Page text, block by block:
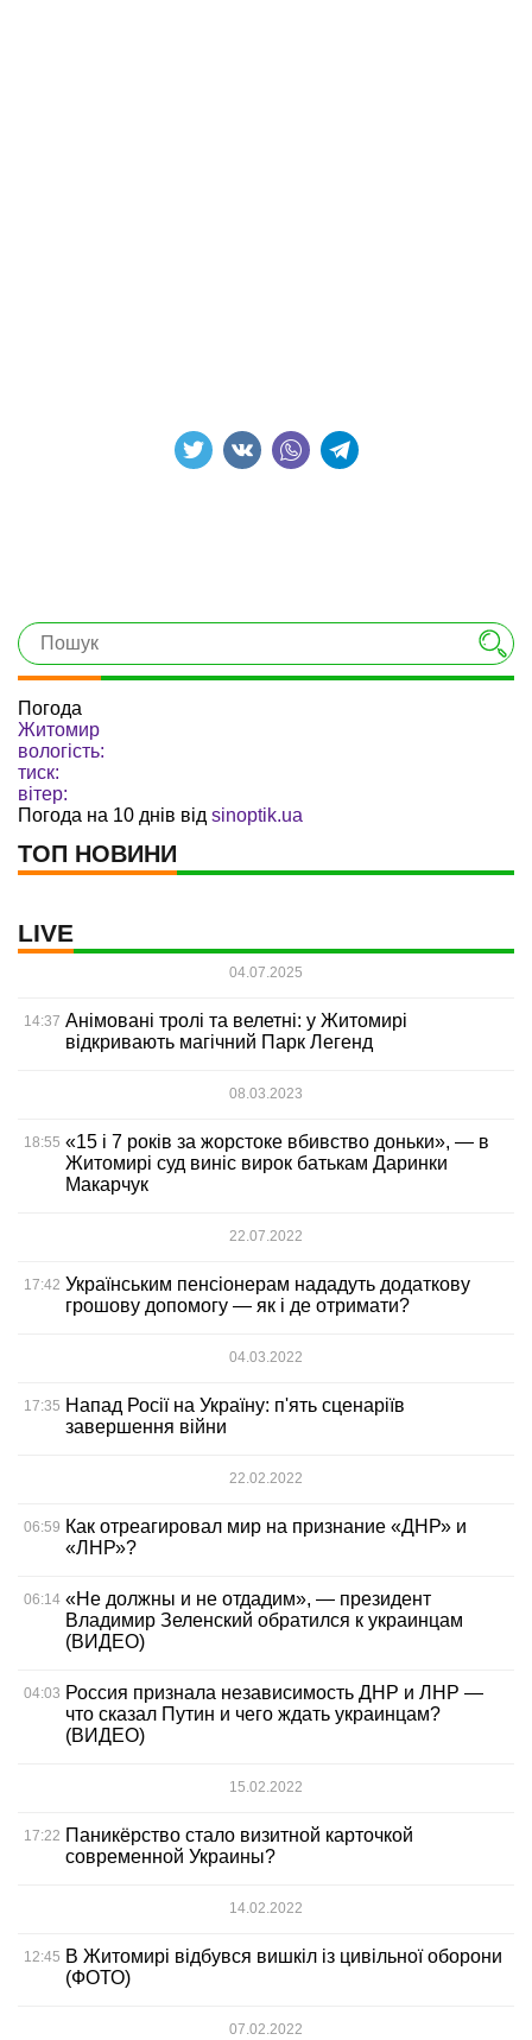
Погода
Житомир
вологість:
тиск:
вітер:
Погода на 10 днів від sinoptik.ua
ТОП НОВИНИ
LIVE
04.07.2025
14:37 Анімовані тролі та велетні: у Житомирі
відкривають магічний Парк Легенд
08.03.2023
18:55 «15 і 7 років за жорстоке вбивство доньки», — в
Житомирі суд виніс вирок батькам Даринки
Макарчук
22.07.2022
17:42 Українським пенсіонерам нададуть додаткову
грошову допомогу — як і де отримати?
04.03.2022
17:35 Напад Росії на Україну: п'ять сценаріїв
завершення війни
22.02.2022
06:59 Как отреагировал мир на признание «ДНР» и
«ЛНР»?
06:14 «Не должны и не отдадим», — президент
Владимир Зеленский обратился к украинцам
(ВИДЕО)
04:03 Россия признала независимость ДНР и ЛНР —
что сказал Путин и чего ждать украинцам?
(ВИДЕО)
15.02.2022
17:22 Паникёрство стало визитной карточкой
современной Украины?
14.02.2022
12:45 В Житомирі відбувся вишкіл із цивільної оборони
(ФОТО)
07.02.2022